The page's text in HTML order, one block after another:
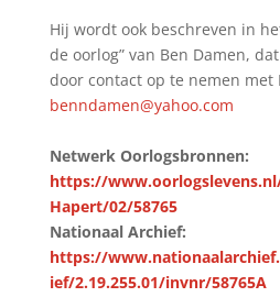
Hij wordt ook beschreven in
de oorlog” van Ben Damen,
door contact op te nemen met
benndamen@yahoo.com
Netwerk Oorlogsbronnen:
https://
Hapert/02/58765
Nationaal Archief:
https://
ief/2.19.255.01/invnr/58765A